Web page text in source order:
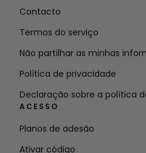
Contacto
Termos do serviço
Não partilhar as minhas
Política de privacidade
Declaração sobre a política
ACESSO
Planos de adesão
Ativar código